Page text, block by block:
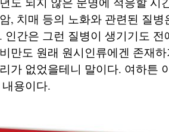
, 치매 등의 노화와 관련된 질
인간은 그런 질병이 생기기도
만도 원래 원시인류에겐 존재
가 없었을테니 말이다. 여하튼
용이다.